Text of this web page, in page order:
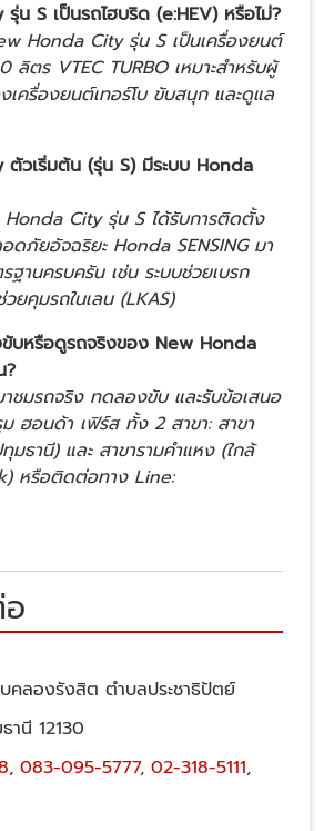
น S เป็นรถไฮบริด (e:HEV) หรือไม่?
Honda City รุ่น S เป็นเครื่องยนต์
ลิตร VTEC TURBO เหมาะสำหรับผู้
เครื่องยนต์เทอร์โบ ขับสนุก และดูแล
ตัวเริ่มต้น (รุ่น S) มีระบบ Honda
City รุ่น S ได้รับการติดตั้ง
ดภัยอัจฉริยะ Honda SENSING มา
ฐานครบครัน เช่น ระบบช่วยเบรก
วยคุมรถในเลน (LKAS)
บหรือดูรถจริงของ New Honda
?
าชมรถจริง ทดลองขับ และรับข้อเสนอ
ฮอนด้า เฟิร์ส ทั้ง 2 สาขา: สาขา
ธานี) และ สาขารามคำแหง (ใกล้
หรือติดต่อทาง Line:
คลองรังสิต ตำบลประชาธิปัตย์
านี 12130
, 083-095-5777, 02-318-5111,